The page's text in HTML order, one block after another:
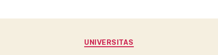
Categories
UNIVERSITAS